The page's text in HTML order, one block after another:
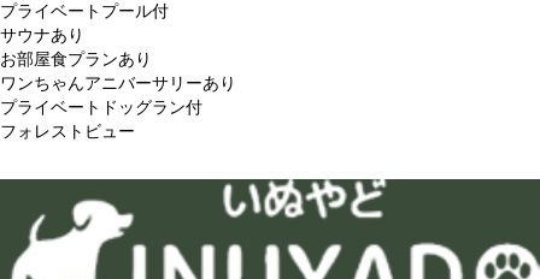
プライベートプール付
サウナあり
お部屋食プランあり
ワンちゃんアニバーサリーあり
プライベートドッグラン付
フォレストビュー